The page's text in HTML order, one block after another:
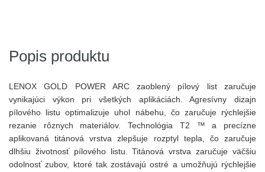
Popis produktu
LENOX GOLD POWER ARC zaoblený pílový list zaručuje
vynikajúci výkon pri všetkých aplikáciách. Agresívny dizajn
pílového listu optimalizuje uhol nábehu, čo zaručuje rýchlejšie
rezanie rôznych materiálov. Technológia T2
™
a precízne
aplikovaná titánová vrstva zlepšuje rozptyl tepla, čo zaručuje
dlhšiu životnosť pílového listu. Titánová vrstva zaručuje väčšiu
odolnosť zubov, ktoré tak zostávajú ostré a umožňujú rýchlejšie